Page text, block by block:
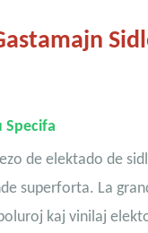
Specifa
de elektado de
superforta. La
kaj vinilaj